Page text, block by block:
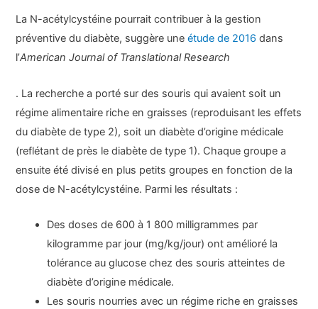
La N-acétylcystéine pourrait contribuer à la gestion
préventive du diabète, suggère uneétude de 2016 dans
l’American Journal of Translational Research
. La recherche a porté sur des souris qui avaient soit un
régime alimentaire riche en graisses (reproduisant les effets
du diabète de type 2), soit un diabète d’origine médicale
(reflétant de près le diabète de type 1). Chaque groupe a
ensuite été divisé en plus petits groupes en fonction de la
dose de N-acétylcystéine. Parmi les résultats :
Des doses de 600 à 1 800 milligrammes par
kilogramme par jour (mg/kg/jour) ont amélioré la
tolérance au glucose chez des souris atteintes de
diabète d’origine médicale.
Les souris nourries avec un régime riche en graisses